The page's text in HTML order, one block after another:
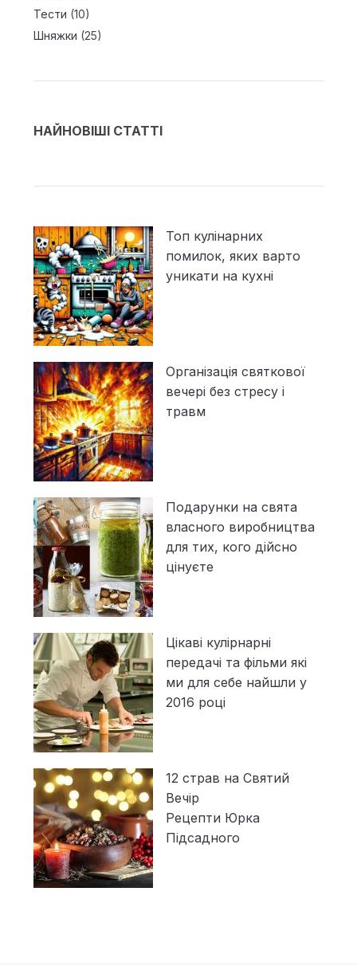
Тести (10)
Шняжки (25)
НАЙНОВІШІ СТАТТІ
Топ кулінарних
помилок, яких варто
уникати на кухні
Організація святкової
вечері без стресу і
травм
Подарунки на свята
власного виробництва
для тих, кого дійсно
цінуєте
Цікаві кулірнарні
передачі та фільми які
ми для себе найшли у
2016 році
12 страв на Святий
Вечір
Рецепти Юрка
Підсадного